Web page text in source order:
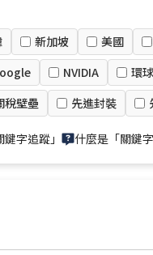
新加坡 美國
NVIDIA 環
稅壁壘 先進封裝
字追蹤」 什麼是「關鍵字